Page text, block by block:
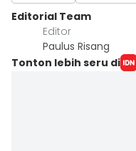
Editorial Team
Editor
Paulus Risang
Tonton lebih seru di